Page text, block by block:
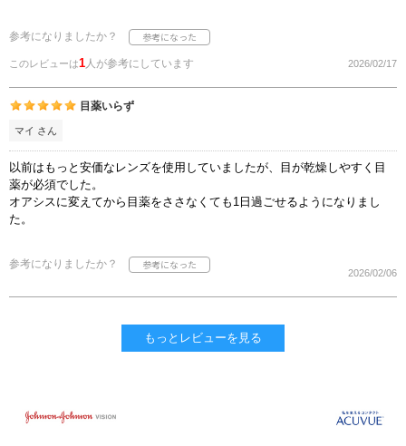
参考になりましたか？
このレビューは1人が参考にしています 2026/02/17
目薬いらず
マイ さん
以前はもっと安価なレンズを使用していましたが、目が乾燥しやすく目
薬が必須でした。
オアシスに変えてから目薬をささなくても1日過ごせるようになりまし
た。
参考になりましたか？
2026/02/06
もっとレビューを見る